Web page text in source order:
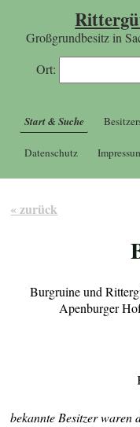
Großgrundbesitz in
Ort:
Start & Suche
Datenschutz
« zurück
Burgruine und
Apenburger
bekannte Besitzer waren